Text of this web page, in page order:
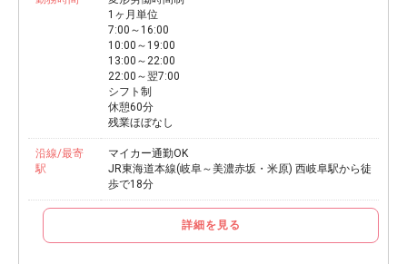
1ヶ月単位
7:00～16:00
10:00～19:00
13:00～22:00
22:00～翌7:00
シフト制
休憩60分
残業ほぼなし
沿線/最寄
駅
マイカー通勤OK
JR東海道本線(岐阜～美濃赤坂・米原) 西岐阜駅から徒
歩で18分
詳細を見る